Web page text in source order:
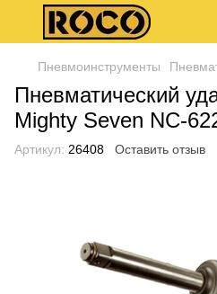
Пневмоинструменты
Пневматический
Mighty Seven NC-
Артикул: 26408 Оставить отзыв